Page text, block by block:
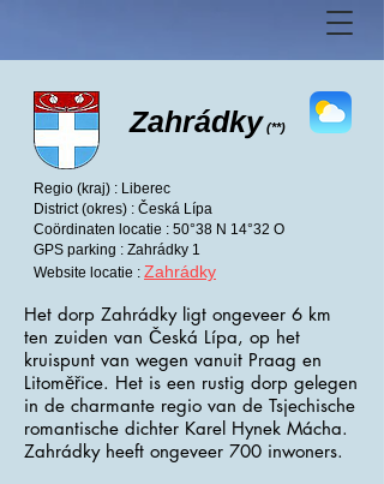
Zahrádky (**)
Regio (kraj) : Liberec
District (okres) : Česká Lípa
Coördinaten locatie : 50°38 N 14°32 O
GPS parking : Zahrádky 1
Website locatie : Zahrádky
Het dorp Zahrádky ligt ongeveer 6 km
ten zuiden van Česká Lípa, op het
kruispunt van wegen vanuit Praag en
Litoměřice. Het is een rustig dorp gelegen
in de charmante regio van de Tsjechische
romantische dichter Karel Hynek Mácha.
Zahrádky heeft ongeveer 700 inwoners.